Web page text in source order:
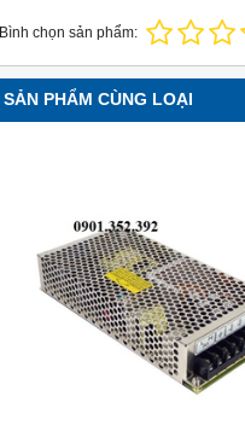
Bình chọn sản phẩm:
SẢN PHẨM CÙNG LOẠI